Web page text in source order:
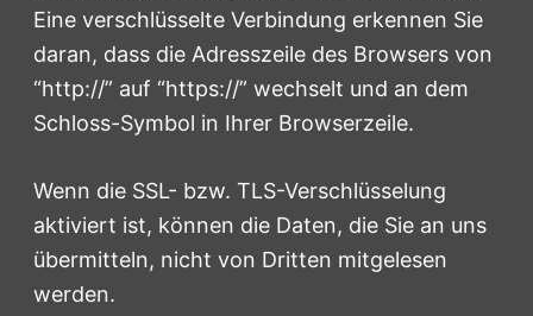
Eine verschlüsselte Verbindung erkennen Sie
daran, dass die Adresszeile des Browsers von
“http://” auf “https://” wechselt und an dem
Schloss-Symbol in Ihrer Browserzeile.
Wenn die SSL- bzw. TLS-Verschlüsselung
aktiviert ist, können die Daten, die Sie an uns
übermitteln, nicht von Dritten mitgelesen
werden.